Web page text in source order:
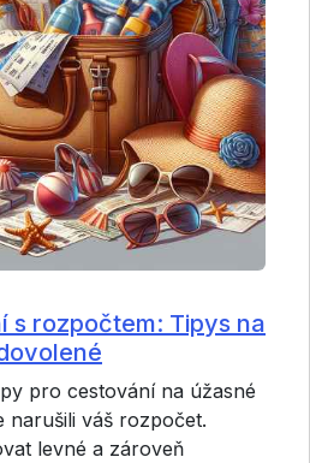
s rozpočtem: Tipys na
pro cestování na úžasné
narušili váš rozpočet.
levné a zároveň